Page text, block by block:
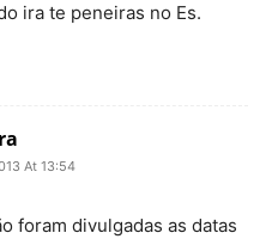
ira te peneiras no Es.
At 13:54
foram divulgadas as datas